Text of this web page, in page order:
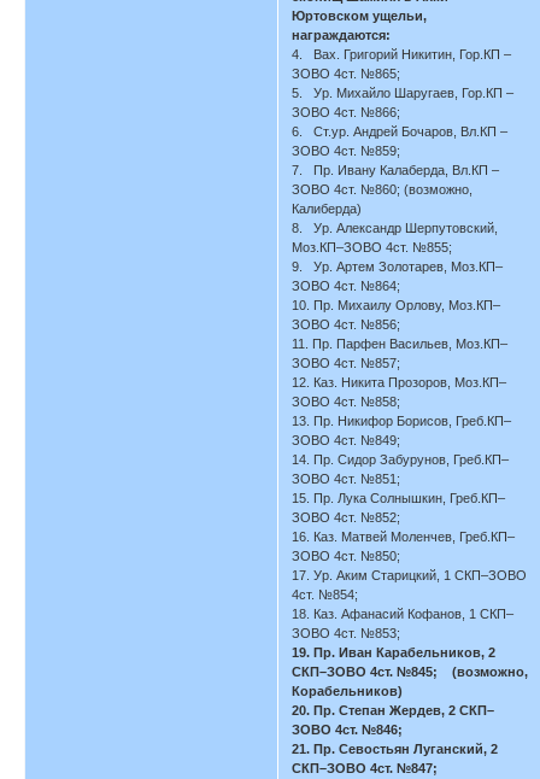
Юртовском ущельи,
награждаются:
4. Вах. Григорий Никитин, Гор.КП –
ЗОВО 4ст. №865;
5. Ур. Михайло Шаругаев, Гор.КП –
ЗОВО 4ст. №866;
6. Ст.ур. Андрей Бочаров, Вл.КП –
ЗОВО 4ст. №859;
7. Пр. Ивану Калаберда, Вл.КП –
ЗОВО 4ст. №860; (возможно,
Калиберда)
8. Ур. Александр Шерпутовский,
Моз.КП–ЗОВО 4ст. №855;
9. Ур. Артем Золотарев, Моз.КП–
ЗОВО 4ст. №864;
10. Пр. Михаилу Орлову, Моз.КП–
ЗОВО 4ст. №856;
11. Пр. Парфен Васильев, Моз.КП–
ЗОВО 4ст. №857;
12. Каз. Никита Прозоров, Моз.КП–
ЗОВО 4ст. №858;
13. Пр. Никифор Борисов, Греб.КП–
ЗОВО 4ст. №849;
14. Пр. Сидор Забурунов, Греб.КП–
ЗОВО 4ст. №851;
15. Пр. Лука Солнышкин, Греб.КП–
ЗОВО 4ст. №852;
16. Каз. Матвей Моленчев, Греб.КП–
ЗОВО 4ст. №850;
17. Ур. Аким Старицкий, 1 СКП–ЗОВО
4ст. №854;
18. Каз. Афанасий Кофанов, 1 СКП–
ЗОВО 4ст. №853;
19. Пр. Иван Карабельников, 2
СКП–ЗОВО 4ст. №845; (возможно,
Корабельников)
20. Пр. Степан Жердев, 2 СКП–
ЗОВО 4ст. №846;
21. Пр. Севостьян Луганский, 2
СКП–ЗОВО 4ст. №847;